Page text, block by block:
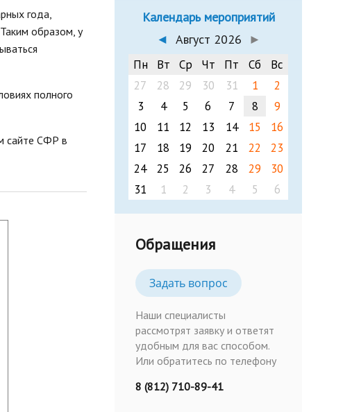
года,
образом, у
полного
сайте СФР в
Календарь мероприятий
◄ Август 2026 ►
Пн Вт Ср Чт Пт Сб
Вс
27
28 29 30 31 1
2
3
4 5 6 7 8
9
10
11 12 13 14 15
16
17
18 19 20 21 22
23
24
25 26 27 28 29
30
31
1 2 3 4 5 6
Обращения
Задать вопрос
Наши специалисты
рассмотрят заявку и ответят
удобным для вас способом.
Или обратитесь по телефону
8 (812) 710-89-41